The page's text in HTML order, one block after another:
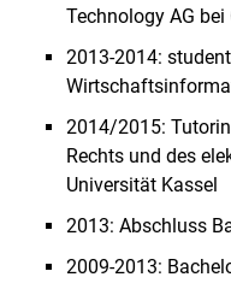
Technology AG
2013-2014:
2014/2015:
Rechts und des
Universität Kassel
2013: Abschluss
2009-2013: